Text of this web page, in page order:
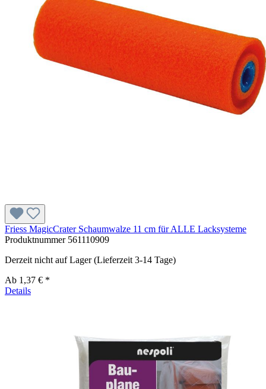
Friess MagicCrater Schaumwalze 11 cm für ALLE Lacksysteme
Produktnummer 561110909
Derzeit nicht auf Lager (Lieferzeit 3-14 Tage)
Ab 1,37 € *
Details